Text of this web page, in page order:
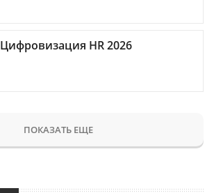
Цифровизация HR 2026
ПОКАЗАТЬ ЕЩЕ